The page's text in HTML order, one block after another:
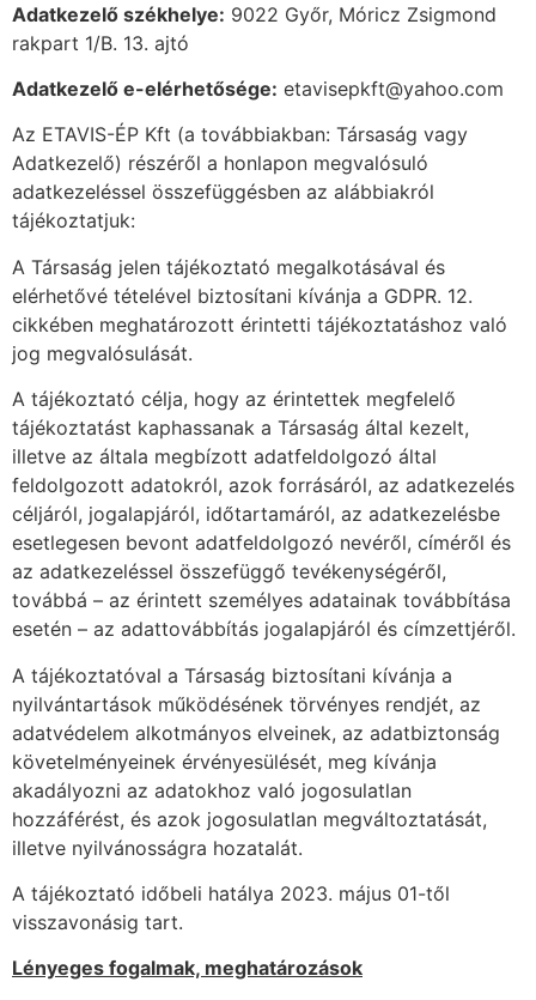
Adatkezelő székhelye: 9022 Győr, Móricz Zsigmond
rakpart 1/B. 13. ajtó
Adatkezelő e-elérhetősége: etavisepkft@yahoo.com
Az ETAVIS-ÉP Kft (a továbbiakban: Társaság vagy
Adatkezelő) részéről a honlapon megvalósuló
adatkezeléssel összefüggésben az alábbiakról
tájékoztatjuk:
A Társaság jelen tájékoztató megalkotásával és
elérhetővé tételével biztosítani kívánja a GDPR. 12.
cikkében meghatározott érintetti tájékoztatáshoz való
jog megvalósulását.
A tájékoztató célja, hogy az érintettek megfelelő
tájékoztatást kaphassanak a Társaság által kezelt,
illetve az általa megbízott adatfeldolgozó által
feldolgozott adatokról, azok forrásáról, az adatkezelés
céljáról, jogalapjáról, időtartamáról, az adatkezelésbe
esetlegesen bevont adatfeldolgozó nevéről, címéről és
az adatkezeléssel összefüggő tevékenységéről,
továbbá – az érintett személyes adatainak továbbítása
esetén – az adattovábbítás jogalapjáról és címzettjéről.
A tájékoztatóval a Társaság biztosítani kívánja a
nyilvántartások működésének törvényes rendjét, az
adatvédelem alkotmányos elveinek, az adatbiztonság
követelményeinek érvényesülését, meg kívánja
akadályozni az adatokhoz való jogosulatlan
hozzáférést, és azok jogosulatlan megváltoztatását,
illetve nyilvánosságra hozatalát.
A tájékoztató időbeli hatálya 2023. május 01-től
visszavonásig tart.
Lényeges fogalmak, meghatározások